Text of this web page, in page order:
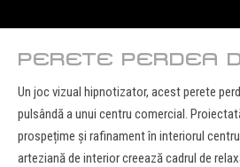
PERETE PERDEA
Un joc vizual hipnotizator, acest perete
pulsândă a unui centru comercial.
prospețime și rafinament în interiorul
arteziană de interior creează cadrul de